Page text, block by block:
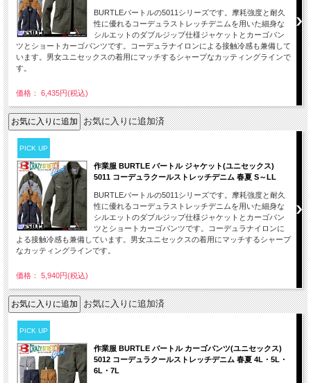
BURTLEバートルの5011シリーズです。摩耗強度と耐久
性に優れるコーデュラストレッチデニムを用いた細身な
シルエットのダブルジップ仕様ジャケットとカーゴパン
ツとショートカーゴパンツです。コーデュラナイロンによる接触冷感も兼備して
います。男女ユニセックスの着用にマッチするシャープなカッティングラインで
す。
価格： 6,435円(税込)
お気に入りに追加済
PICK UP
作業服 BURTLE バートル ジャケット(ユニセックス)
5011 コーデュラクールストレッチデニム 春夏 S～LL
BURTLEバートルの5011シリーズです。摩耗強度と耐久
性に優れるコーデュラストレッチデニムを用いた細身な
シルエットのダブルジップ仕様ジャケットとカーゴパン
ツとショートカーゴパンツです。コーデュラナイロンに
よる接触冷感も兼備しています。男女ユニセックスの着用にマッチするシャープ
なカッティングラインです。
価格： 5,940円(税込)
お気に入りに追加済
PICK UP
作業服 BURTLE バートル カーゴパンツ(ユニセックス)
5012 コーデュラクールストレッチデニム 春夏 4L・5L・
6L・7L